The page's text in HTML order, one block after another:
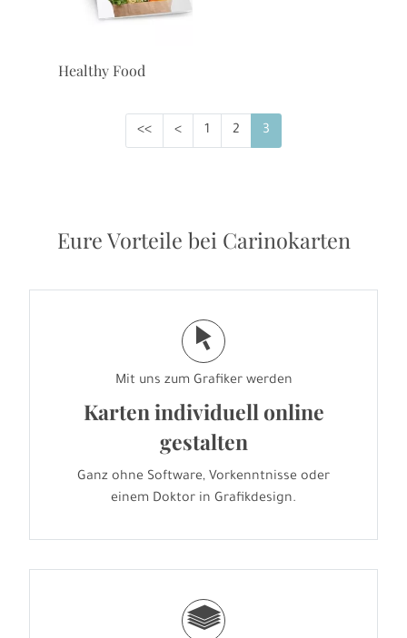
Healthy Food
<< < 1 2 3
Eure Vorteile bei Carinokarten
j
Mit uns zum Grafiker werden
Karten individuell online
gestalten
Ganz ohne Software, Vorkenntnisse oder
einem Doktor in Grafikdesign.
g